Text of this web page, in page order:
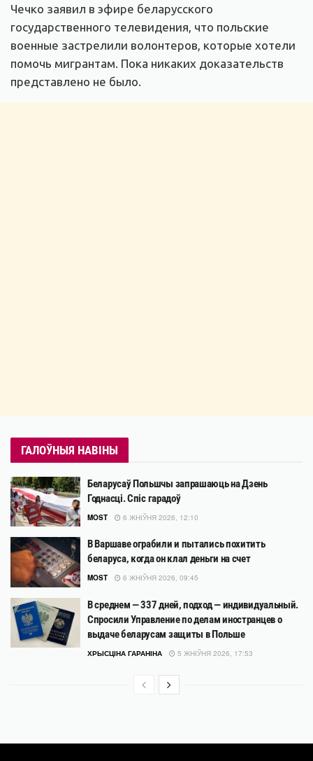
Чечко заявил в эфире беларусского
государственного телевидения, что польские
военные застрелили волонтеров, которые хотели
помочь мигрантам. Пока никаких доказательств
представлено не было.
ГАЛОЎНЫЯ НАВІНЫ
Беларусаў Польшчы запрашаюць на Дзень
Годнасці. Спіс гарадоў
MOST 6 ЖНІЎНЯ 2026, 12:10
В Варшаве ограбили и пытались похитить
беларуса, когда он клал деньги на счет
MOST 6 ЖНІЎНЯ 2026, 09:45
В среднем — 337 дней, подход — индивидуальный.
Спросили Управление по делам иностранцев о
выдаче беларусам защиты в Польше
ХРЫСЦІНА ГАРАНІНА 5 ЖНІЎНЯ 2026, 17:53